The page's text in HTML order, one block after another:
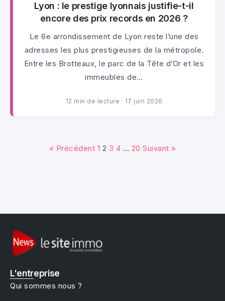
Lyon : le prestige lyonnais justifie-t-il
encore des prix records en 2026 ?
Le 6e arrondissement de Lyon reste l’une des
adresses les plus prestigieuses de la métropole.
Entre les Brotteaux, le parc de la Tête d’Or et les
immeubles de…
12 min de lecture · 17 juin 2026
« Précédent 1 2 3 4 … 20 Suivant »
L'entreprise
Qui sommes nous ?